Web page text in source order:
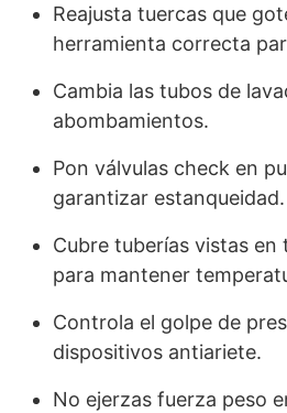
Reajusta tuercas que
herramienta correcta
Cambia las tubos de
abombamientos.
Pon válvulas check en
garantizar estanqueidad.
Cubre tuberías vistas
para mantener
Controla el golpe de
dispositivos antiariete.
No ejerzas fuerza peso